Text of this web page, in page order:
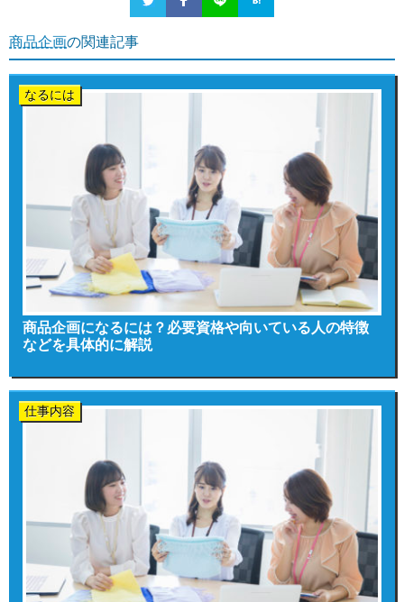
商品企画の関連記事
なるには
商品企画になるには？必要資格や向いている人の特徴
などを具体的に解説
仕事内容